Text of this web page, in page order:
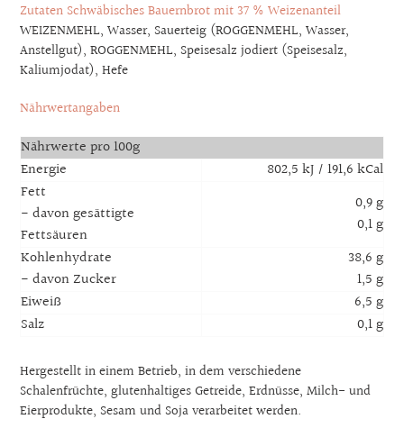
Zutaten Schwäbisches Bauernbrot mit 37 % Weizenanteil
WEIZENMEHL, Wasser, Sauerteig (ROGGENMEHL, Wasser,
Anstellgut), ROGGENMEHL, Speisesalz jodiert (Speisesalz,
Kaliumjodat), Hefe
Nährwertangaben
Nährwerte pro 100g
Energie
802,5 kJ / 191,6 kCal
Fett
- davon gesättigte
Fettsäuren
0,9 g
0,1 g
Kohlenhydrate
- davon Zucker
38,6 g
1,5 g
Eiweiß
6,5 g
Salz
0,1 g
Hergestellt in einem Betrieb, in dem verschiedene
Schalenfrüchte, glutenhaltiges Getreide, Erdnüsse, Milch- und
Eierprodukte, Sesam und Soja verarbeitet werden.